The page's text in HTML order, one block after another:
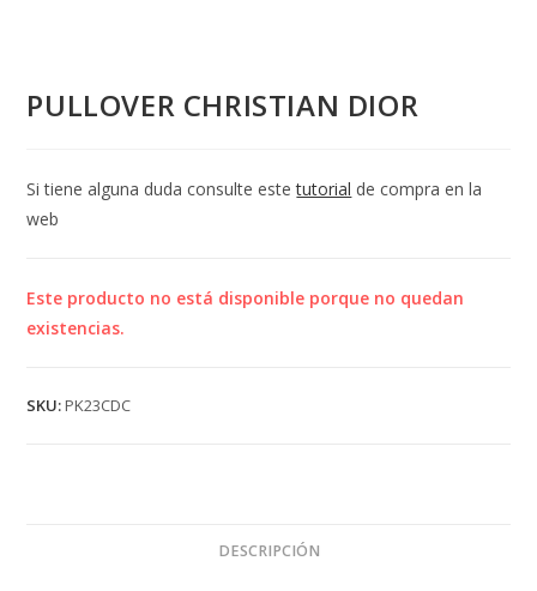
PULLOVER CHRISTIAN DIOR
Si tiene alguna duda consulte estetutorial de compra en la
web
Este producto no está disponible porque no quedan
existencias.
SKU:PK23CDC
DESCRIPCIÓN